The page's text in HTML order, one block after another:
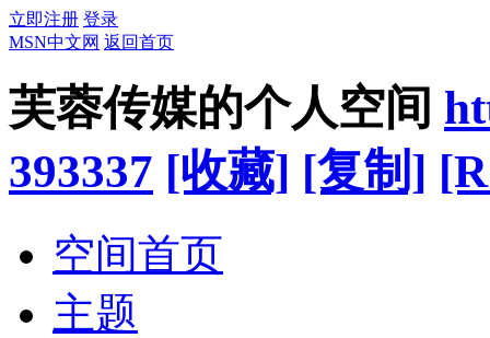
立即注册 登录
MSN中文网 返回首页
芙蓉传媒的个人空间
393337 [收藏] [复制]
空间首页
主题